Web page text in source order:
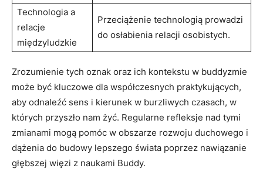
Technologia a
relacje
międzyludzkie
Przeciążenie technologią prowadzi
do osłabienia⁢ relacji osobistych.
Zrozumienie tych ‍oznak oraz ⁣ich kontekstu w buddyzmie
‍może być kluczowe dla współczesnych praktykujących,
aby⁤ odnaleźć sens ‍i kierunek ⁢w burzliwych czasach, w
których przyszło nam żyć. Regularne refleksje nad tymi
zmianami mogą pomóc w obszarze rozwoju⁤ duchowego i
dążenia ​do budowy lepszego świata poprzez nawiązanie‍
głębszej więzi z naukami Buddy.